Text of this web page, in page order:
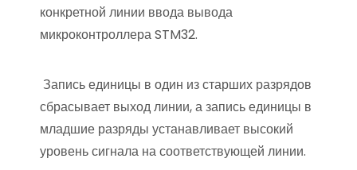
конкретной линии ввода вывода
микроконтроллера STM32.
Запись единицы в один из старших разрядов
сбрасывает выход линии, а запись единицы в
младшие разряды устанавливает высокий
уровень сигнала на соответствующей линии.